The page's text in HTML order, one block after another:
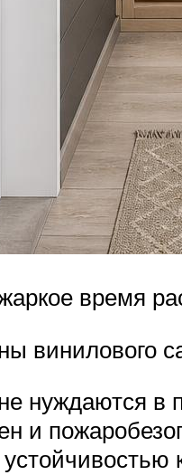
время
винилового
нуждаются в
и